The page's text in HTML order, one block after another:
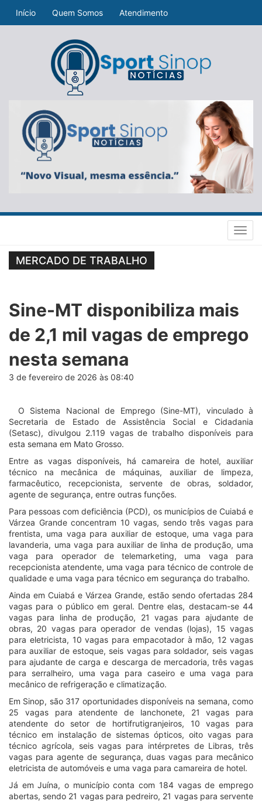
Início Quem Somos Atendimento
MERCADO DE TRABALHO
Sine-MT disponibiliza mais
de 2,1 mil vagas de emprego
nesta semana
3 de fevereiro de 2026 às 08:40
O Sistema Nacional de Emprego (Sine-MT), vinculado à
Secretaria de Estado de Assistência Social e Cidadania
(Setasc), divulgou 2.119 vagas de trabalho disponíveis para
esta semana em Mato Grosso.
Entre as vagas disponíveis, há camareira de hotel, auxiliar
técnico na mecânica de máquinas, auxiliar de limpeza,
farmacêutico, recepcionista, servente de obras, soldador,
agente de segurança, entre outras funções.
Para pessoas com deficiência (PCD), os municípios de Cuiabá e
Várzea Grande concentram 10 vagas, sendo três vagas para
frentista, uma vaga para auxiliar de estoque, uma vaga para
lavanderia, uma vaga para auxiliar de linha de produção, uma
vaga para operador de telemarketing, uma vaga para
recepcionista atendente, uma vaga para técnico de controle de
qualidade e uma vaga para técnico em segurança do trabalho.
Ainda em Cuiabá e Várzea Grande, estão sendo ofertadas 284
vagas para o público em geral. Dentre elas, destacam-se 44
vagas para linha de produção, 21 vagas para ajudante de
obras, 20 vagas para operador de vendas (lojas), 15 vagas
para eletricista, 10 vagas para empacotador à mão, 12 vagas
para auxiliar de estoque, seis vagas para soldador, seis vagas
para ajudante de carga e descarga de mercadoria, três vagas
para serralheiro, uma vaga para caseiro e uma vaga para
mecânico de refrigeração e climatização.
Em Sinop, são 317 oportunidades disponíveis na semana, como
25 vagas para atendente de lanchonete, 21 vagas para
atendente do setor de hortifrutigranjeiros, 10 vagas para
técnico em instalação de sistemas ópticos, oito vagas para
técnico agrícola, seis vagas para intérpretes de Libras, três
vagas para agente de segurança, duas vagas para mecânico
eletricista de automóveis e uma vaga para camareira de hotel.
Já em Juína, o município conta com 184 vagas de emprego
abertas, sendo 21 vagas para pedreiro, 21 vagas para servente